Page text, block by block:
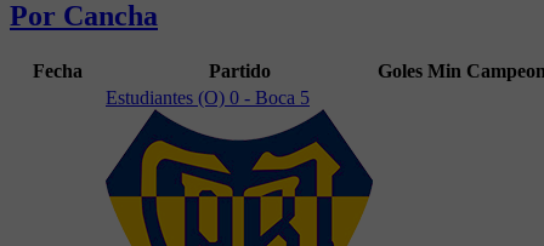
Por Cancha
Fecha Partido Goles Min
Estudiantes (O) 0 - Boca 5